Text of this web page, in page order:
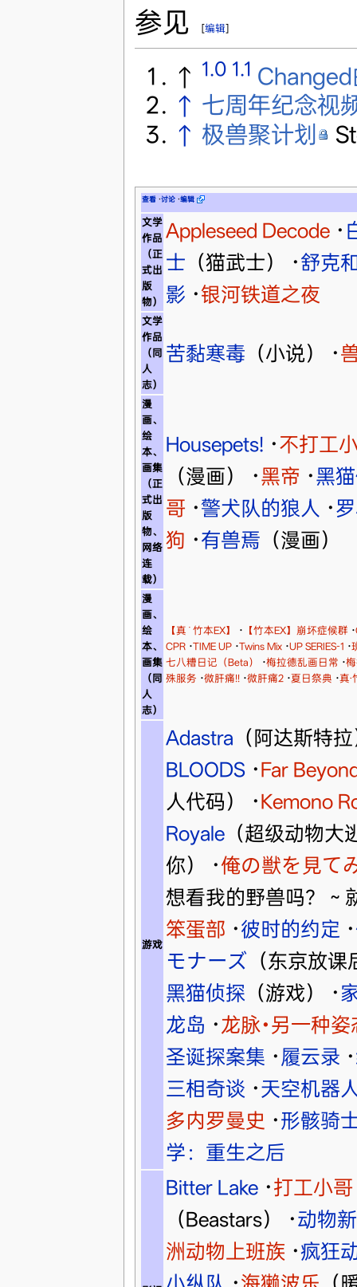
参见 [编辑]
↑ 1.0 1.1
↑ 七周年纪念视
↑ 极兽聚计划
查看·讨论·编辑
文学
作品
（正
式出
版
物）
Appleseed Decode·
士 （猫武士） ·舒克
影 ·银河铁道之夜
文学
作品
（同
人
志）
苦黏寒毒 （小说） ·
漫
画、
绘
本、
画集
（正
式出
版
物、
网络
连
载）
Housepets! ·不打工
（漫画）
·黑帝 ·黑
哥·警犬队的狼人 ·
狗 ·有兽焉 （漫画）
漫
画、
绘
本、
画集
（同
人
志）
【真˙竹本EX】 · 【竹本EX】崩坏症候群 ·
CPR·TIME UP·Twins Mix·UP SERIES-1 ·
七八糟日记（Beta）
·梅拉德乱画日常 ·
殊服务 ·微肝痛!!·微肝痛2·夏日祭典 ·真‧
游戏
Adastra （阿达斯特
BLOODS·Far
人代码）
·Kemono
Royale（超级动物大
你）
·俺の獣を見て
想看我的野兽吗？～
笨蛋部 ·彼时的约定 ·
モナーズ （东京放
黑猫侦探 （游戏） ·
龙岛 · 龙脉•另一种姿
圣诞探案集 · 履云录 ·
三相奇谈 ·天空机器
多内罗曼史 ·形骸骑
学：重生之后
Bitter Lake·打工小哥
（Beastars）
·动物
洲动物上班族 ·疯狂